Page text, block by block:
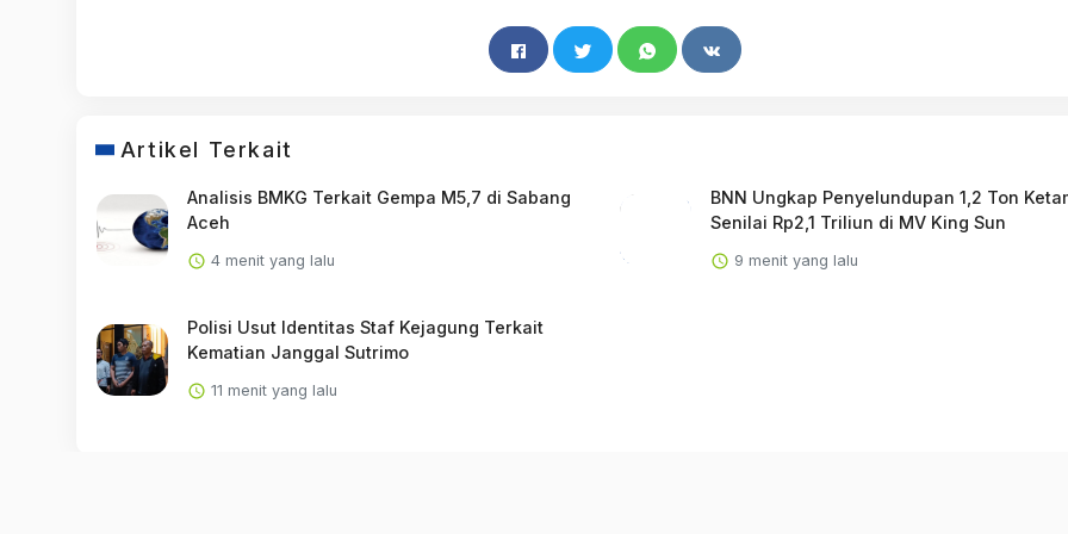
Artikel Terkait
Analisis BMKG Terkait Gempa M5,7 di Sabang
Aceh
4 menit yang lalu
BNN Ungkap Penyelundupan 1,2 Ton
Senilai Rp2,1 Triliun di MV King Sun
9 menit yang lalu
Polisi Usut Identitas Staf Kejagung Terkait
Kematian Janggal Sutrimo
11 menit yang lalu